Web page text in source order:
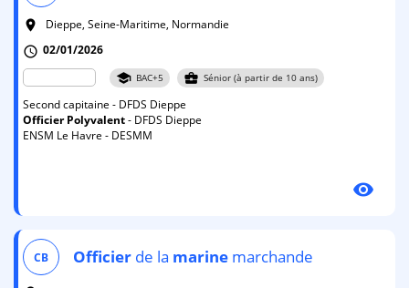
room
Dieppe, Seine-Maritime, Normandie
schedule 02/01/2026
school BAC+5 business_center Sénior (à partir de 10 ans)
Second capitaine - DFDS Dieppe
Officier Polyvalent- DFDS Dieppe
ENSM Le Havre - DESMM
visibility
CB Officier de la marine marchande